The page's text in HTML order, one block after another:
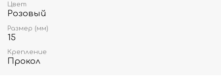
Цвет
Розовый
Размер (мм)
15
Крепление
Прокол